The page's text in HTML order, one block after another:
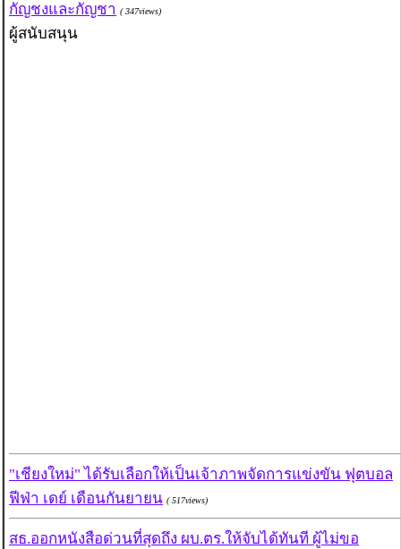
กัญชงและกัญชา ( 347views)
ผู้สนับสนุน
"เชียงใหม่" ได้รับเลือกให้เป็นเจ้าภาพจัดการแข่งขัน ฟุตบอล
ฟีฟ่า เดย์ เดือนกันยายน ( 517views)
สธ.ออกหนังสือด่วนที่สุดถึง ผบ.ตร.ให้จับได้ทันที ผู้ไม่ขอ